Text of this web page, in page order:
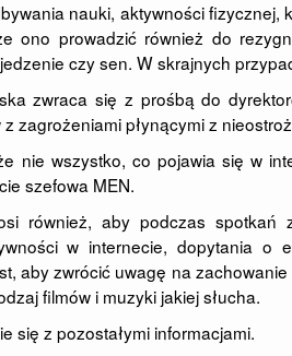
nauki, aktywności
ono prowadzić również do
czy sen. W skrajnych
zwraca się z prośbą do
zagrożeniami płynącymi z
nie wszystko, co pojawia się w
szefowa MEN.
również, aby podczas
w internecie, dopytania o
aby zwrócić uwagę na
filmów i muzyki jakiej słucha.
się z pozostałymi informacjami.